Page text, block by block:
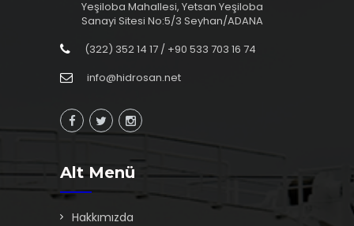
Yeşiloba Mahallesi, Yetsan Yeşiloba
Sanayi Sitesi No:5/3 Seyhan/ADANA
(322) 352 14 17 / +90 533 703 16 74
info@hidrosan.net
Alt Menü
Hakkımızda